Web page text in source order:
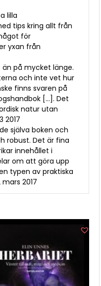
lilla
tips kring allt från
för
yxan från
på mycket länge.
och inte vet hur
finns svaren på
[…]. Det
natur utan
2017
själva boken och
robust. Det är fina
innehållet i
om att göra upp
typen av praktiska
2017